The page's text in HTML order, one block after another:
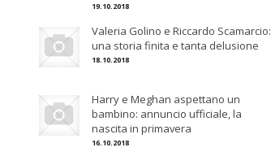
19.10.2018
Valeria Golino e Riccardo Scamarcio:
una storia finita e tanta delusione
18.10.2018
Harry e Meghan aspettano un
bambino: annuncio ufficiale, la
nascita in primavera
16.10.2018